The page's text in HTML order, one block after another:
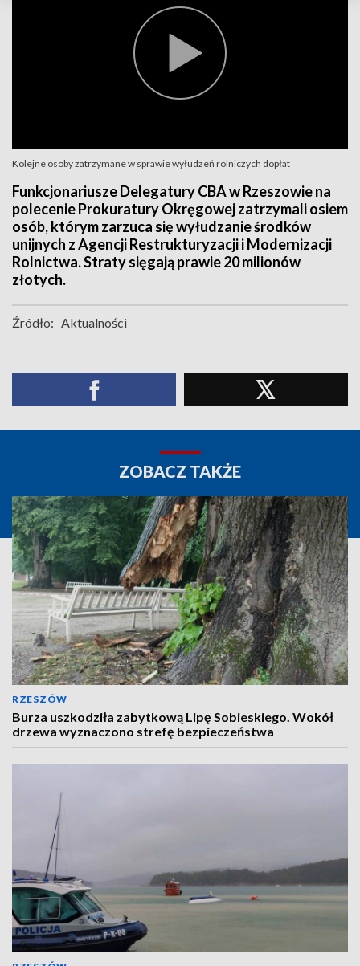
Kolejne osoby zatrzymane w sprawie wyłudzeń rolniczych dopłat
Funkcjonariusze Delegatury CBA w Rzeszowie na
polecenie Prokuratury Okręgowej zatrzymali osiem
osób, którym zarzuca się wyłudzanie środków
unijnych z Agencji Restrukturyzacji i Modernizacji
Rolnictwa. Straty sięgają prawie 20 milionów
złotych.
Źródło: Aktualności
ZOBACZ TAKŻE
RZESZÓW
Burza uszkodziła zabytkową Lipę Sobieskiego. Wokół
drzewa wyznaczono strefę bezpieczeństwa